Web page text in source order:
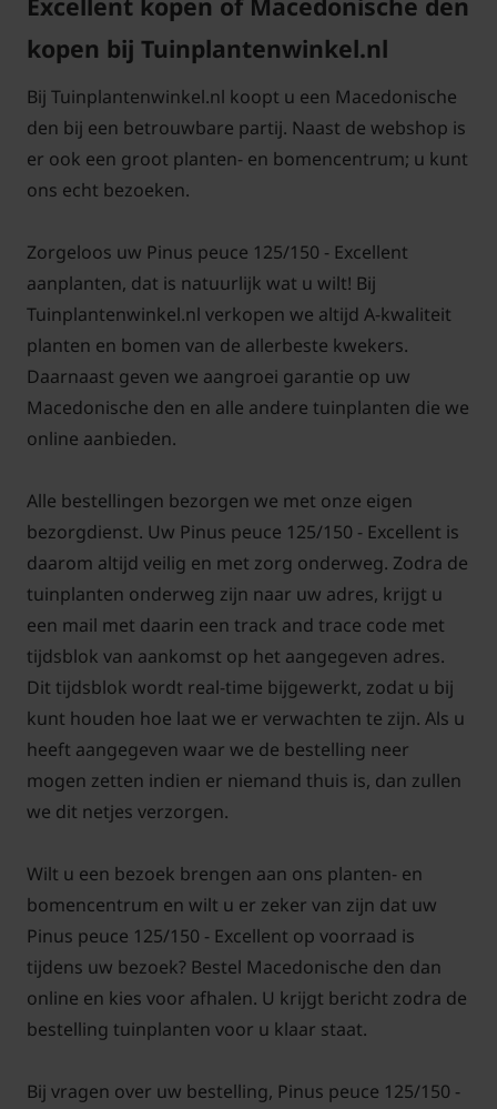
Excellent kopen of Macedonische den
kopen bij Tuinplantenwinkel.nl
Bij Tuinplantenwinkel.nl koopt u een Macedonische
den bij een betrouwbare partij. Naast de webshop is
er ook een groot planten- en bomencentrum; u kunt
ons echt bezoeken.
Zorgeloos uw Pinus peuce 125/150 - Excellent
aanplanten, dat is natuurlijk wat u wilt! Bij
Tuinplantenwinkel.nl verkopen we altijd A-kwaliteit
planten en bomen van de allerbeste kwekers.
Daarnaast geven we aangroei garantie op uw
Macedonische den en alle andere tuinplanten die we
online aanbieden.
Alle bestellingen bezorgen we met onze eigen
bezorgdienst. Uw Pinus peuce 125/150 - Excellent is
daarom altijd veilig en met zorg onderweg. Zodra de
tuinplanten onderweg zijn naar uw adres, krijgt u
een mail met daarin een track and trace code met
tijdsblok van aankomst op het aangegeven adres.
Dit tijdsblok wordt real-time bijgewerkt, zodat u bij
kunt houden hoe laat we er verwachten te zijn. Als u
heeft aangegeven waar we de bestelling neer
mogen zetten indien er niemand thuis is, dan zullen
we dit netjes verzorgen.
Wilt u een bezoek brengen aan ons planten- en
bomencentrum en wilt u er zeker van zijn dat uw
Pinus peuce 125/150 - Excellent op voorraad is
tijdens uw bezoek? Bestel Macedonische den dan
online en kies voor afhalen. U krijgt bericht zodra de
bestelling tuinplanten voor u klaar staat.
Bij vragen over uw bestelling, Pinus peuce 125/150 -